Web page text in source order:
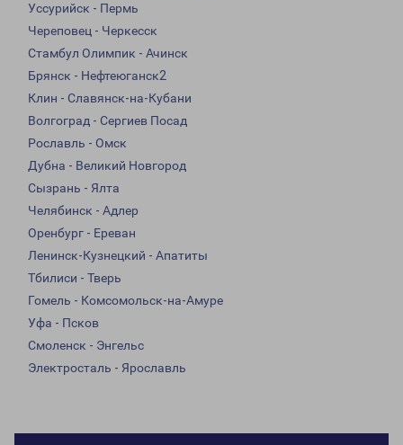
Уссурийск - Пермь
Череповец - Черкесск
Стамбул Олимпик - Ачинск
Брянск - Нефтеюганск2
Клин - Славянск-на-Кубани
Волгоград - Сергиев Посад
Рославль - Омск
Дубна - Великий Новгород
Сызрань - Ялта
Челябинск - Адлер
Оренбург - Ереван
Ленинск-Кузнецкий - Апатиты
Тбилиси - Тверь
Гомель - Комсомольск-на-Амуре
Уфа - Псков
Смоленск - Энгельс
Электросталь - Ярославль